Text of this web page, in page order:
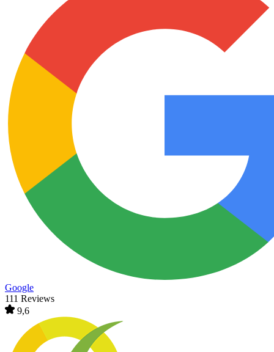
Google
111 Reviews
9,6